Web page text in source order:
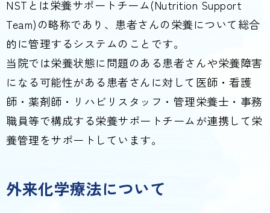
NSTとは栄養サポートチーム(Nutrition Support
Team)の略称であり、患者さんの栄養について総合
的に管理するシステムのことです。
当院では栄養状態に問題のある患者さんや栄養障害
になる可能性がある患者さんに対して医師・看護
師・薬剤師・リハビリスタッフ・管理栄養士・事務
職員等で構成する栄養サポートチームが連携して栄
養管理をサポートしています。
外来化学療法について